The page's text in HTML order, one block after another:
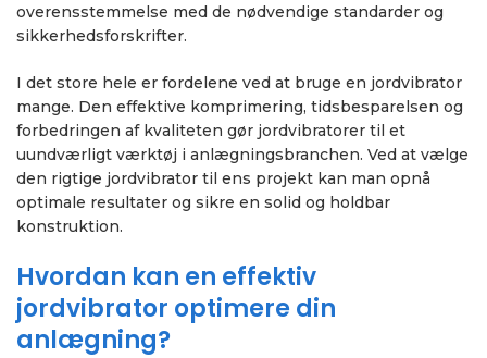
overensstemmelse med de nødvendige standarder og
sikkerhedsforskrifter.
I det store hele er fordelene ved at bruge en jordvibrator
mange. Den effektive komprimering, tidsbesparelsen og
forbedringen af kvaliteten gør jordvibratorer til et
uundværligt værktøj i anlægningsbranchen. Ved at vælge
den rigtige jordvibrator til ens projekt kan man opnå
optimale resultater og sikre en solid og holdbar
konstruktion.
Hvordan kan en effektiv
jordvibrator optimere din
anlægning?